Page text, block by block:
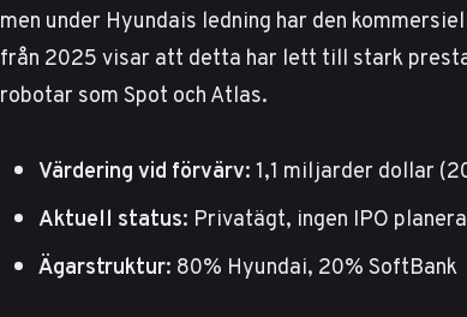
men under Hyundais ledning har den
från 2025visar att detta har lett till stark
robotar som Spot och Atlas.
Värdering vid förvärv: 1,1 miljarder dollar
Aktuell status: Privatägt, ingen IPO
Ägarstruktur: 80% Hyundai, 20% SoftBank